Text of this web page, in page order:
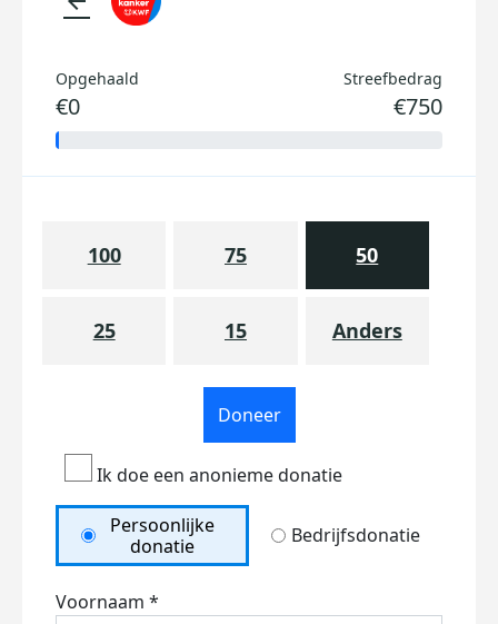
Opgehaald
€0
Streefbedrag
€750
100 75 50
25 15 Anders
Doneer
Ik doe een anonieme donatie
Persoonlijke
donatie
Bedrijfsdonatie
Voornaam *